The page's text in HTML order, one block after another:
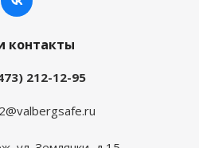
контакты
212-12-95